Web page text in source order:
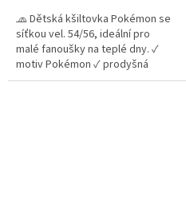
5
hvězdiček.
🧢 Dětská kšiltovka Pokémon se
síťkou vel. 54/56, ideální pro
malé fanoušky na teplé dny. ✓
motiv Pokémon ✓ prodyšná
síťovaná zadní část ✓